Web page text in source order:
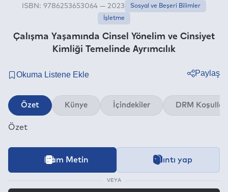
Çalışma Yaşamında Cinsel Yönelim ve Cinsiyet
Kimliği Temelinde Ayrımcılık
ISBN: 9786253653064 — 2023
Sosyal ve Beşeri Bilimler
İşletme
Paylaş
Twitter
Telegram
Özet Künye İçindekiler DRM Koşulları
Özet
İçeriğe ait içindekiler bölümünün aktarımı devam
Bu kitap aşağıdakiDijital Hak Yönetimi (DRM) Koşullarıyla
Tam Metin Alıntı yap
VEYA